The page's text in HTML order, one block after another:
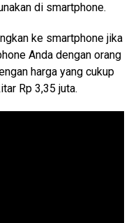
di smartphone.
ke smartphone jika
Anda dengan orang
harga yang cukup
Rp 3,35 juta.